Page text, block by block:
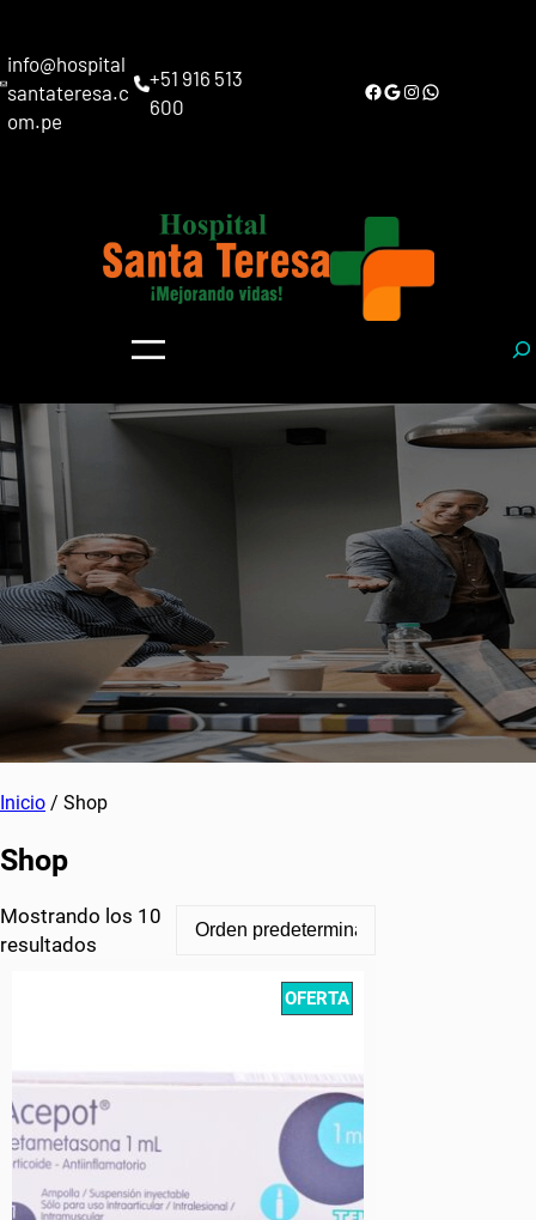
contenido
info@hospital
santateresa.c
om.pe
+51 916 513
600
Facebook Google Instagram WhatsApp
S
e
r
c
Inicio / Shop
Shop
Mostrando los 10
resultados
OFERTAPRODUCT